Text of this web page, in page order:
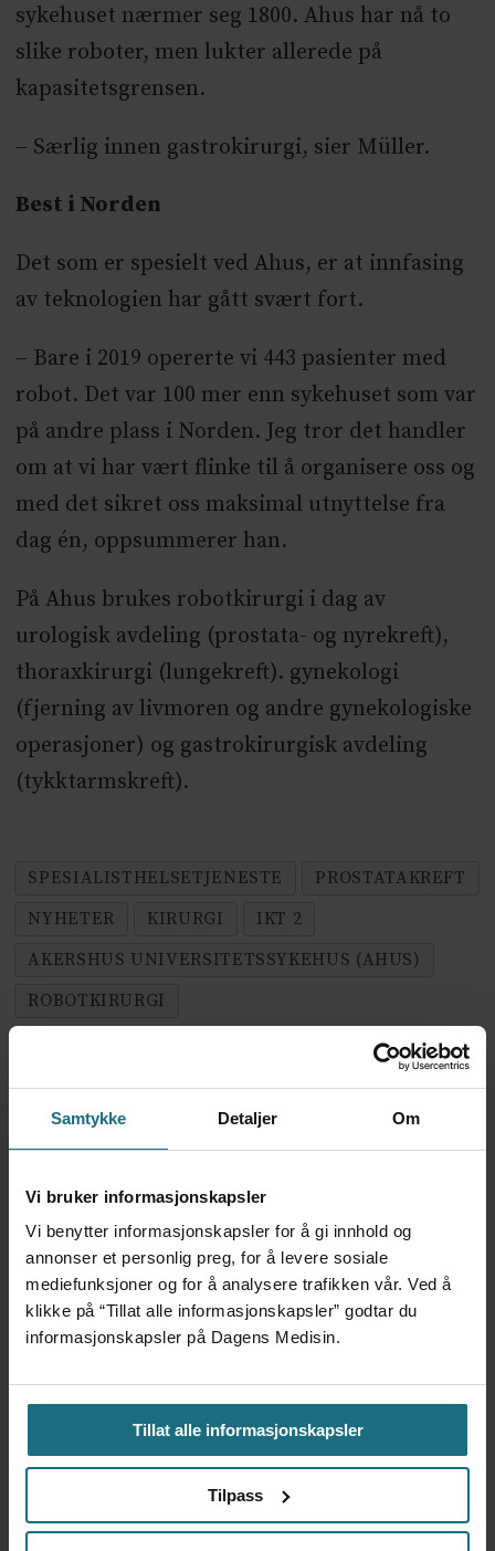
Samtykke Detaljer Om
Vi bruker informasjonskapsler
Vi benytter informasjonskapsler for å gi innhold og
annonser et personlig preg, for å levere sosiale
mediefunksjoner og for å analysere trafikken vår. Ved å
klikke på “Tillat alle informasjonskapsler” godtar du
informasjonskapsler på Dagens Medisin.
Tillat alle informasjonskapsler
Tilpass
sykehuset nærmer seg 1800. Ahus har nå to
slike roboter, men lukter allerede på
kapasitetsgrensen.
– Særlig innen gastrokirurgi, sier Müller.
Best i Norden
Det som er spesielt ved Ahus, er at innfasing
av teknologien har gått svært fort.
– Bare i 2019 opererte vi 443 pasienter med
robot. Det var 100 mer enn sykehuset som var
på andre plass i Norden. Jeg tror det handler
om at vi har vært flinke til å organisere oss og
med det sikret oss maksimal utnyttelse fra
dag én, oppsummerer han.
På Ahus brukes robotkirurgi i dag av
urologisk avdeling (prostata- og nyrekreft),
thoraxkirurgi (lungekreft). gynekologi
(fjerning av livmoren og andre gynekologiske
operasjoner) og gastrokirurgisk avdeling
(tykktarmskreft).
SPESIALISTHELSETJENESTE
PROSTATAKREFT
NYHETER
KIRURGI
IKT 2
AKERSHUS UNIVERSITETSSYKEHUS (AHUS)
ROBOTKIRURGI
Mest lest siste syv dager:
psykisk helsehjelp
3 dager siden
Flytter oppgaver og
frigjør tid for
helt magisk å være
forvakt nå
3 dager siden
Var alene på vakt i tre
måneder – i en 16-fots